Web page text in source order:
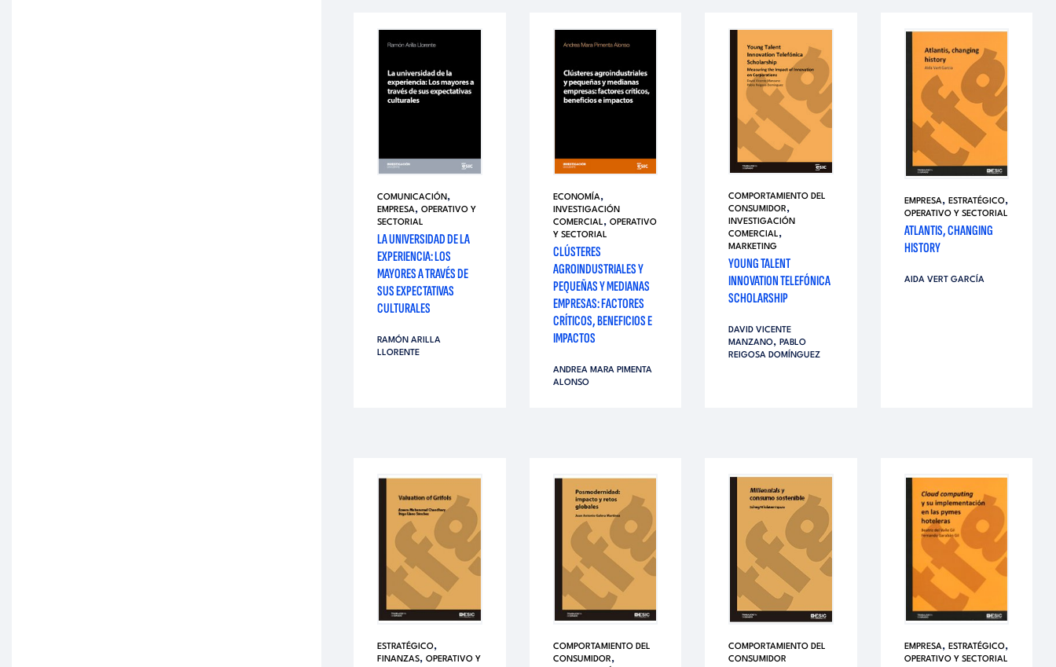
COMUNICACIÓN,
EMPRESA,OPERATIVO Y
SECTORIAL
LA UNIVERSIDAD DE LA
EXPERIENCIA: LOS
MAYORES A TRAVÉS DE
SUS EXPECTATIVAS
CULTURALES
RAMÓN ARILLA
LLORENTE
ECONOMÍA,
INVESTIGACIÓN
COMERCIAL, OPERATIVO
Y SECTORIAL
CLÚSTERES
AGROINDUSTRIALES Y
PEQUEÑAS Y MEDIANAS
EMPRESAS: FACTORES
CRÍTICOS, BENEFICIOS E
IMPACTOS
ANDREA MARA PIMENTA
ALONSO
COMPORTAMIENTO DEL
CONSUMIDOR,
INVESTIGACIÓN
COMERCIAL,
MARKETING
YOUNG TALENT
INNOVATION TELEFÓNICA
SCHOLARSHIP
DAVID VICENTE
MANZANO,PABLO
REIGOSA DOMÍNGUEZ
EMPRESA, ESTRATÉGICO,
OPERATIVO Y SECTORIAL
ATLANTIS, CHANGING
HISTORY
AIDA VERT GARCÍA
ESTRATÉGICO,
FINANZAS,OPERATIVO Y
COMPORTAMIENTO DEL
CONSUMIDOR,
COMPORTAMIENTO DEL
CONSUMIDOR
EMPRESA, ESTRATÉGICO,
OPERATIVO Y SECTORIAL